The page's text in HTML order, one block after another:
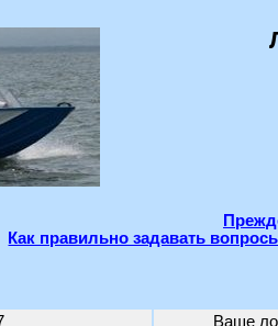
Как правильно задавать
Ваше